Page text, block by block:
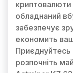
криптовалюти
обладнаний
забезпечує
економить
Приєднуйтесь
розпочніть